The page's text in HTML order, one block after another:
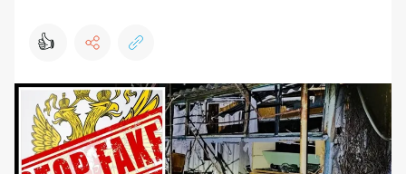
👍